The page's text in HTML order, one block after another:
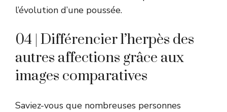
l’évolution d’une poussée.
04 | Différencier l’herpès des
autres affections grâce aux
images comparatives
Saviez-vous que nombreuses personnes